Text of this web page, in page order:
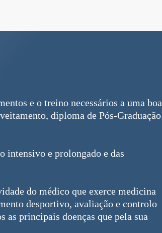
e o treino necessários a uma boa
diploma de Pós-Graduação
intensivo e prolongado e das
do médico que exerce medicina
desportivo, avaliação e controlo
as principais doenças que pela sua